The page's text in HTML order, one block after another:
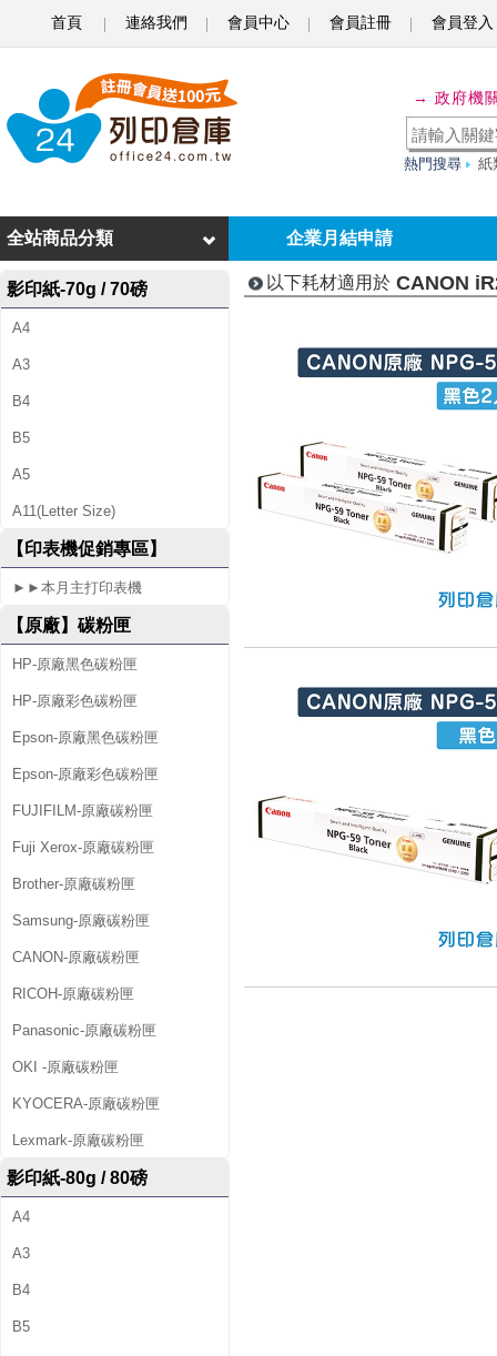
首頁 連絡我們 會員中心 會員註冊 會員登入
N
N
i
R
2
2
→ 政府機
熱門搜尋 紙
企業月結申請
全站商品分類
影印紙-70g / 70磅
A4
A3
B4
B5
A5
A11(Letter Size)
【印表機促銷專區】
►►本月主打印表機
【原廠】碳粉匣
HP-原廠黑色碳粉匣
HP-原廠彩色碳粉匣
Epson-原廠黑色碳粉匣
Epson-原廠彩色碳粉匣
FUJIFILM-原廠碳粉匣
Fuji Xerox-原廠碳粉匣
Brother-原廠碳粉匣
Samsung-原廠碳粉匣
CANON-原廠碳粉匣
RICOH-原廠碳粉匣
Panasonic-原廠碳粉匣
OKI -原廠碳粉匣
KYOCERA-原廠碳粉匣
Lexmark-原廠碳粉匣
影印紙-80g / 80磅
A4
A3
B4
B5
以下耗材適用於 CANON